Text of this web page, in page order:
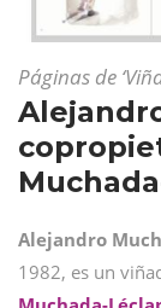
Páginas de
Alejandro
1982, es un